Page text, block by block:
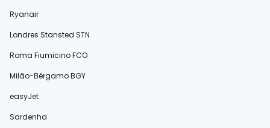
Ryanair
Londres Stansted STN
Roma Fiumicino FCO
Milão-Bérgamo BGY
easyJet
Sardenha